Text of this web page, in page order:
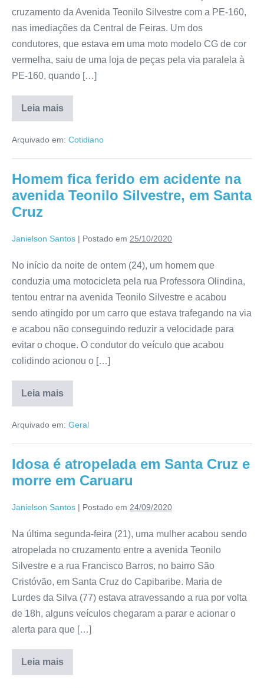
cruzamento da Avenida Teonilo Silvestre com a PE-160,
nas imediações da Central de Feiras. Um dos
condutores, que estava em uma moto modelo CG de cor
vermelha, saiu de uma loja de peças pela via paralela à
PE-160, quando […]
Leia mais
Arquivado em: Cotidiano
Homem fica ferido em acidente na
avenida Teonilo Silvestre, em Santa
Cruz
Janielson Santos | Postado em 25/10/2020
No início da noite de ontem (24), um homem que
conduzia uma motocicleta pela rua Professora Olindina,
tentou entrar na avenida Teonilo Silvestre e acabou
sendo atingido por um carro que estava trafegando na via
e acabou não conseguindo reduzir a velocidade para
evitar o choque. O condutor do veículo que acabou
colidindo acionou o […]
Leia mais
Arquivado em: Geral
Idosa é atropelada em Santa Cruz e
morre em Caruaru
Janielson Santos | Postado em 24/09/2020
Na última segunda-feira (21), uma mulher acabou sendo
atropelada no cruzamento entre a avenida Teonilo
Silvestre e a rua Francisco Barros, no bairro São
Cristóvão, em Santa Cruz do Capibaribe. Maria de
Lurdes da Silva (77) estava atravessando a rua por volta
de 18h, alguns veículos chegaram a parar e acionar o
alerta para que […]
Leia mais